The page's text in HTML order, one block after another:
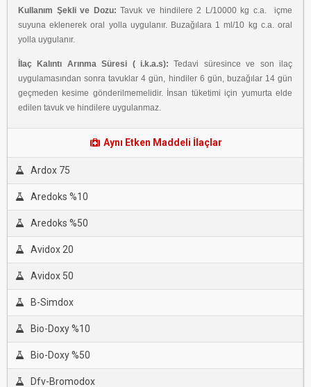
Kullanım Şekli ve Dozu: Tavuk ve hindilere 2 L/10000 kg c.a. içme
suyuna eklenerek oral yolla uygulanır. Buzağılara 1 ml/10 kg c.a. oral
yolla uygulanır.
İlaç Kalıntı Arınma Süresi ( i.k.a.s): Tedavi süresince ve son ilaç
uygulamasından sonra tavuklar 4 gün, hindiler 6 gün, buzağılar 14 gün
geçmeden kesime gönderilmemelidir. İnsan tüketimi için yumurta elde
edilen tavuk ve hindilere uygulanmaz.
Aynı Etken Maddeli İlaçlar
Ardox 75
Aredoks %10
Aredoks %50
Avidox 20
Avidox 50
B-Simdox
Bio-Doxy %10
Bio-Doxy %50
Dfv-Bromodox